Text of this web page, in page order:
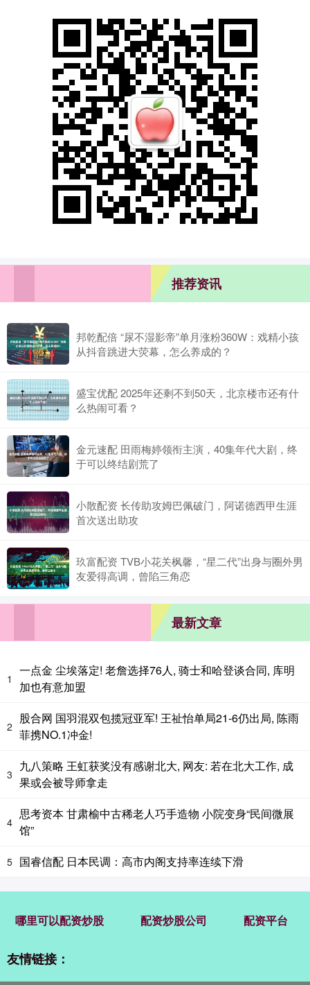
推荐资讯
邦乾配倍 “尿不湿影帝”单月涨粉360W：戏精小孩
从抖音跳进大荧幕，怎么养成的？
盛宝优配 2025年还剩不到50天，北京楼市还有什
么热闹可看？
金元速配 田雨梅婷领衔主演，40集年代大剧，终
于可以终结剧荒了
小散配资 长传助攻姆巴佩破门，阿诺德西甲生涯
首次送出助攻
玖富配资 TVB小花关枫馨，“星二代”出身与圈外男
友爱得高调，曾陷三角恋
最新文章
1
一点金 尘埃落定! 老詹选择76人, 骑士和哈登谈合同, 库明
加也有意加盟
2
股合网 国羽混双包揽冠亚军! 王祉怡单局21-6仍出局, 陈雨
菲携NO.1冲金!
3
九八策略 王虹获奖没有感谢北大, 网友: 若在北大工作, 成
果或会被导师拿走
4
思考资本 甘肃榆中古稀老人巧手造物 小院变身“民间微展
馆”
5 国睿信配 日本民调：高市内阁支持率连续下滑
哪里可以配资炒股 配资炒股公司 配资平台
友情链接：